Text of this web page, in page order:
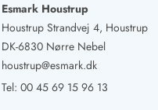
Esmark Houstrup
Houstrup Strandvej 4, Houstrup
DK-6830 Nørre Nebel
houstrup@esmark.dk
Tel: 00 45 69 15 96 13